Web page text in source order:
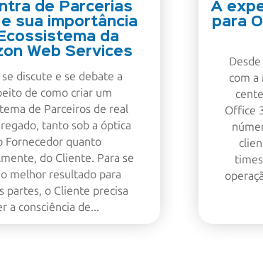
de Parcerias
e sua importância
da
Web Services
discute e se debate a
de como criar um
de Parceiros de real
tanto sob a óptica
Fornecedor quanto
do Cliente. Para se
melhor resultado para
partes, o Cliente precisa
a consciência de...
A
para
com
Office